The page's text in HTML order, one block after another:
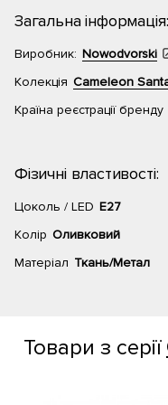
Загальна інформація:
Виробник: Nowodvorski
Колекція Cameleon
Країна реєстрації бренду
Фізичні властивості:
Цоколь / LED E27
Колір Оливковий
Матеріал Ткань/Метал
Товари з серії